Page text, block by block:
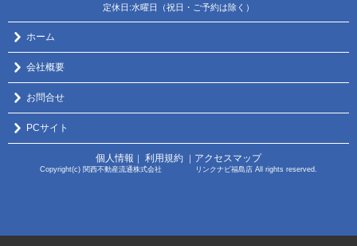
定休日:水曜日（祝日・ご予約は除く）
ホーム
会社概要
お問合せ
PCサイト
個人情報 利用規約 アクセスマップ
Copyright(c) 関西不動産流通株式会社 リンクナビ福島店 All rights reserved.